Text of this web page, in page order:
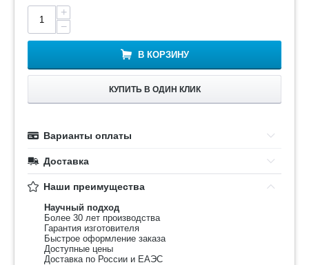
+
−
В КОРЗИНУ
КУПИТЬ В ОДИН КЛИК
Варианты оплаты
Доставка
Наши преимущества
Научный подход
Более 30 лет производства
Гарантия изготовителя
Быстрое оформление заказа
Доступные цены
Доставка по России и ЕАЭС